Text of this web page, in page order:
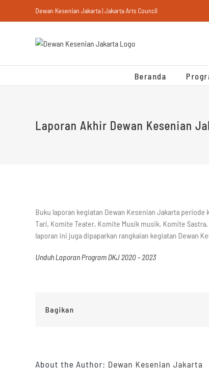
Dewan Kesenian Jakarta | Jakarta Arts Council
Beranda
Laporan Akhir Dewan Kesenian
Buku laporan kegiatan Dewan Kesenian Jakarta
Tari, Komite Teater, Komite Musik musik, Komite
laporan ini juga dipaparkan rangkaian kegiatan Dewan
Unduh Laporan Program DKJ 2020 – 2023
Bagikan
About the Author: Dewan Kesenian Jakarta